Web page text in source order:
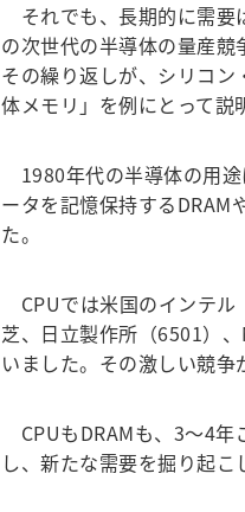
それでも、長期的に需要
の次世代の半導体の量産競
その繰り返しが、シリコ
体メモリ」を例にとって説
1980年代の半導体の用途
ータを記憶保持するDRAM
た。
CPUでは米国のインテル
芝、日立製作所（6501）
いました。その激しい競争
CPUもDRAMも、3～4年
し、新たな需要を掘り起こ